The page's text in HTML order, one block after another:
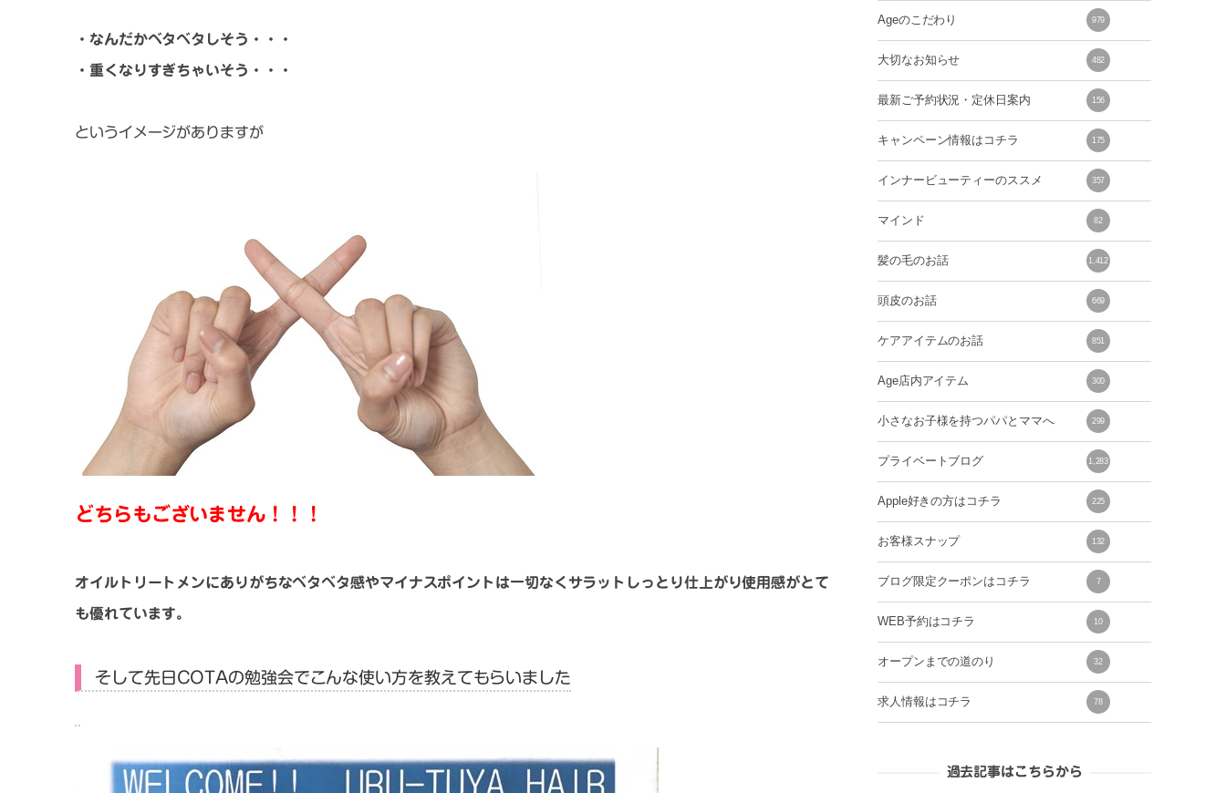
・なんだかベタベタしそう・・・
・重くなりすぎちゃいそう・・・
というイメージがありますが
どちらもございません！！！
オイルトリートメンにありがちなベタベタ感やマイナスポイントは一切なくサラットしっとり仕上がり使用感がとて
も優れています。
そして先日COTAの勉強会でこんな使い方を教えてもらいました
Ageのこだわり 979
大切なお知らせ 482
最新ご予約状況・定休日案内 156
キャンペーン情報はコチラ 175
インナービューティーのススメ 357
マインド 82
髪の毛のお話 1,412
頭皮のお話 669
ケアアイテムのお話 851
Age店内アイテム 300
小さなお子様を持つパパとママへ 299
プライベートブログ 1,283
Apple好きの方はコチラ 225
お客様スナップ 132
ブログ限定クーポンはコチラ 7
WEB予約はコチラ 10
オープンまでの道のり 32
求人情報はコチラ 78
過去記事はこちらから